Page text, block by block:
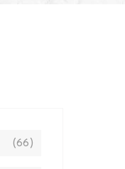
(66)